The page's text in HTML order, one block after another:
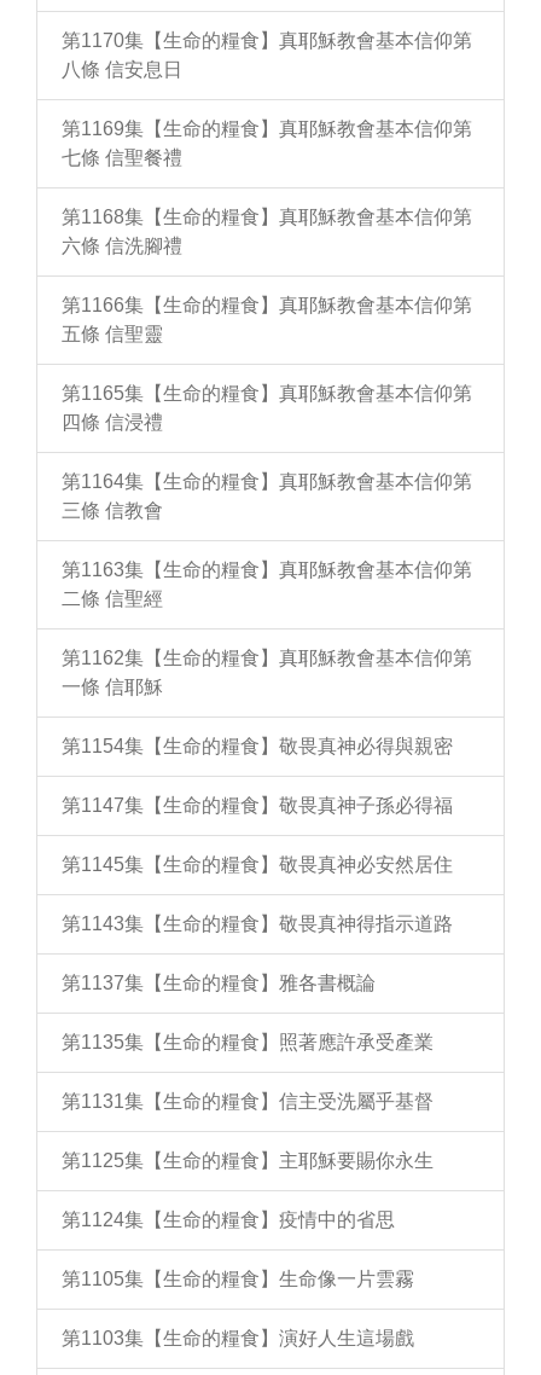
第1170集【生命的糧食】真耶穌教會基本信仰第
八條 信安息日
第1169集【生命的糧食】真耶穌教會基本信仰第
七條 信聖餐禮
第1168集【生命的糧食】真耶穌教會基本信仰第
六條 信洗腳禮
第1166集【生命的糧食】真耶穌教會基本信仰第
五條 信聖靈
第1165集【生命的糧食】真耶穌教會基本信仰第
四條 信浸禮
第1164集【生命的糧食】真耶穌教會基本信仰第
三條 信教會
第1163集【生命的糧食】真耶穌教會基本信仰第
二條 信聖經
第1162集【生命的糧食】真耶穌教會基本信仰第
一條 信耶穌
第1154集【生命的糧食】敬畏真神必得與親密
第1147集【生命的糧食】敬畏真神子孫必得福
第1145集【生命的糧食】敬畏真神必安然居住
第1143集【生命的糧食】敬畏真神得指示道路
第1137集【生命的糧食】雅各書概論
第1135集【生命的糧食】照著應許承受產業
第1131集【生命的糧食】信主受洗屬乎基督
第1125集【生命的糧食】主耶穌要賜你永生
第1124集【生命的糧食】疫情中的省思
第1105集【生命的糧食】生命像一片雲霧
第1103集【生命的糧食】演好人生這場戲